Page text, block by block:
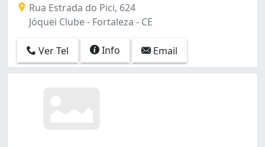
Boa Vista-castelão (1)
Cajazeiras (4)
Cambeba (2)
Canindezinho (2)
Carlito Pamplona (1)
Rua Estrada do Pici, 624
Jóquei Clube - Fortaleza - CE
Ver Tel Info Email